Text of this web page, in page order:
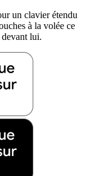
un clavier étendu
à la volée ce
lui.